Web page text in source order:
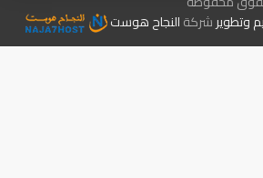
وتطويرشركةالنجاح هوست